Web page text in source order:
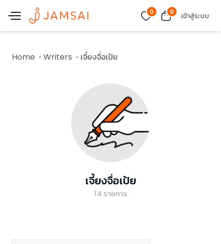
0 0 เข้าสู่ระบบ
Home Writers เจี้ยงจื่อเป้ย
เจี้ยงจื่อเป้ย
14 รายการ